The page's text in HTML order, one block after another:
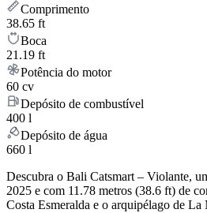
Comprimento
38.65 ft
Boca
21.19 ft
Potência do motor
60 cv
Depósito de combustível
400 l
Depósito de água
660 l
Descubra o Bali Catsmart – Violante,
2025 e com 11.78 metros (38.6 ft) de
Costa Esmeralda e o arquipélago de La